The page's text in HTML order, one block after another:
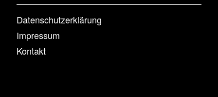
Datenschutzerklärung
Impressum
Kontakt